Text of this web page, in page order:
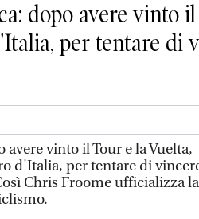
dopo avere vinto
per tentare di
vinto il Tour e la Vuelta,
d'Italia, per tentare di
Chris Froome ufficializza la